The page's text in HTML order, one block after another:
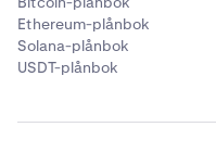
Ethereum-plånbok
Solana-plånbok
USDT-plånbok